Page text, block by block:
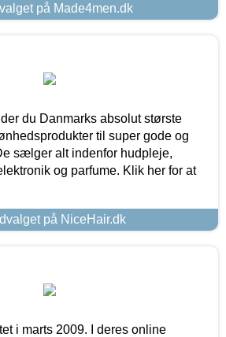
på Made4men.dk
du Danmarks absolut største
til super gode og
sælger alt indenfor hudpleje,
og parfume. Klik her for at
på NiceHair.dk
i marts 2009. I deres online